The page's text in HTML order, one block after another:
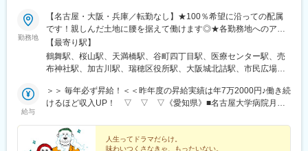
勤務地
【名古屋・大阪・兵庫／転勤なし】★100％希望に沿っての配属
です！親しんだ土地に腰を据えて働けます◎★各勤務地へのアク
セスは下の『勤務地一覧』をCHECK《愛知県》■名古屋大学病院
愛知県名古屋市昭和区鶴舞町65番地■名古屋市立大学病院名古屋
市瑞穂区瑞穂町字川澄1番地《大阪府》■大手前病院大阪府大阪市
手前3-1-69《兵庫県》■神戸市立医療センター中央市民病院 ※車
通勤OK兵庫県神戸市中央区港島南町2-1-1■宝塚市立病院 ※車通
勤も応相談兵庫県加古川市加古川町本町439
【最寄り駅】
鶴舞駅、桜山駅、天満橋駅、谷町四丁目駅、医療センター駅、売
布神社駅、加古川駅、瑞穂区役所駅、大阪城北詰駅、市民広場
給与
＞＞ 毎年必ず昇給！＜＜昨年度の昇給実績は年7万2000円♪働き続
けるほど収入UP！ ▽ ▽ ▽《愛知県》■名古屋大学病院月給
立大学病院月給19万2100円～（試用期間：時給1250円～）《大
阪府》■大手前病院月給19万8500円～（試用期間：時給1250円）
人生ってドラマだらけ。
味わいつくさなきゃ、もったいない。